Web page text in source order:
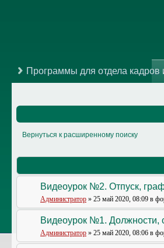
Программы для отдела кадров
Вернуться к расширенному поиску
Видеоурок №2. Отпуск,
Администратор » 25 май 2020, 08:09 в
Видеоурок №1. Должности,
Администратор » 25 май 2020, 08:06 в